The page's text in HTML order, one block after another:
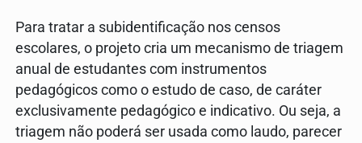
Para tratar a subidentificação nos censos
escolares, o projeto cria um mecanismo de triagem
anual de estudantes com instrumentos
pedagógicos como o estudo de caso, de caráter
exclusivamente pedagógico e indicativo. Ou seja, a
triagem não poderá ser usada como laudo, parecer